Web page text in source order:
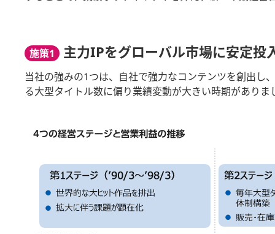
施策1 主力IPをグローバル市場に安定投
当社の強みの1つは、自社で強力なコンテンツを創出し
る大型タイトル数に偏り業績変動が大きい時期がありま